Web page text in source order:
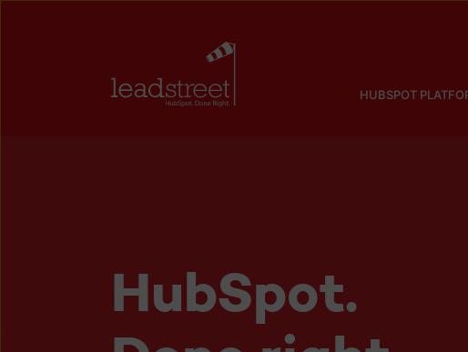
HUBSPOT
HubSpot.